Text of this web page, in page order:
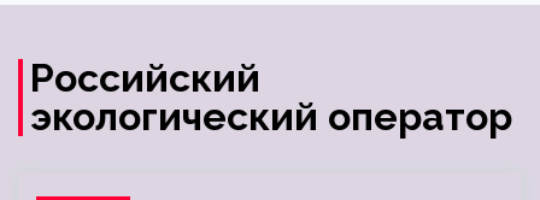
Российский
экологический оператор